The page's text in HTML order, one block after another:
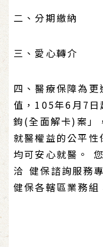
二、分期繳納
三、愛心轉介
四、醫療保障為
值，105年6月7
鉤(全面解卡)案」
就醫權益的公平性
均可安心就醫。
洽 健保諮詢服務
健保各轄區業務組